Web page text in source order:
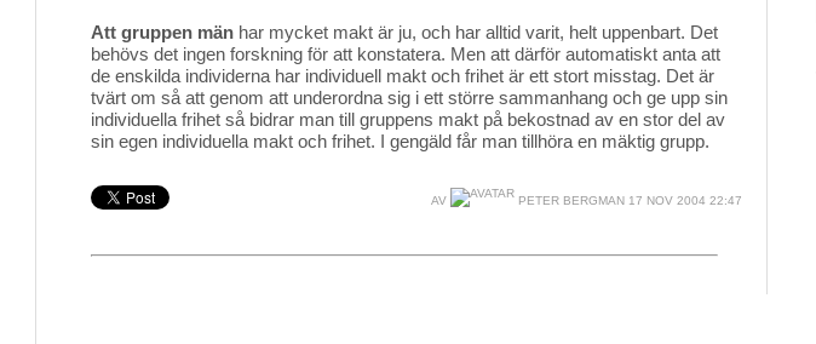
Att gruppen män har mycket makt är ju, och har alltid varit, helt uppenbart. Det
behövs det ingen forskning för att konstatera. Men att därför automatiskt anta att
de enskilda individerna har individuell makt och frihet är ett stort misstag. Det är
tvärt om så att genom att underordna sig i ett större sammanhang och ge upp sin
individuella frihet så bidrar man till gruppens makt på bekostnad av en stor del av
sin egen individuella makt och frihet. I gengäld får man tillhöra en mäktig grupp.
AV PETER BERGMAN 17 NOV 2004 22:47